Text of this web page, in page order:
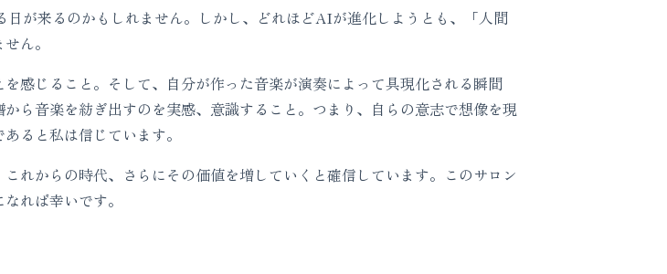
が来るのかもしれません。しかし、どれほどAIが進化しようとも、「人間
ん。
感じること。そして、自分が作った音楽が演奏によって具現化される瞬間
ら音楽を紡ぎ出すのを実感、意識すること。つまり、自らの意志で想像を現
ると私は信じています。
れからの時代、さらにその価値を増していくと確信しています。このサロン
れば幸いです。